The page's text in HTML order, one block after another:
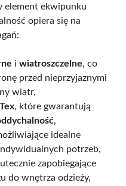
element ekwipunku
opiera się na
i wiatroszczelne, co
przed nieprzyjaznymi
wiatr,
, które gwarantują
,
idealne
potrzeb,
zapobiegające
do wnętrza odzieży,